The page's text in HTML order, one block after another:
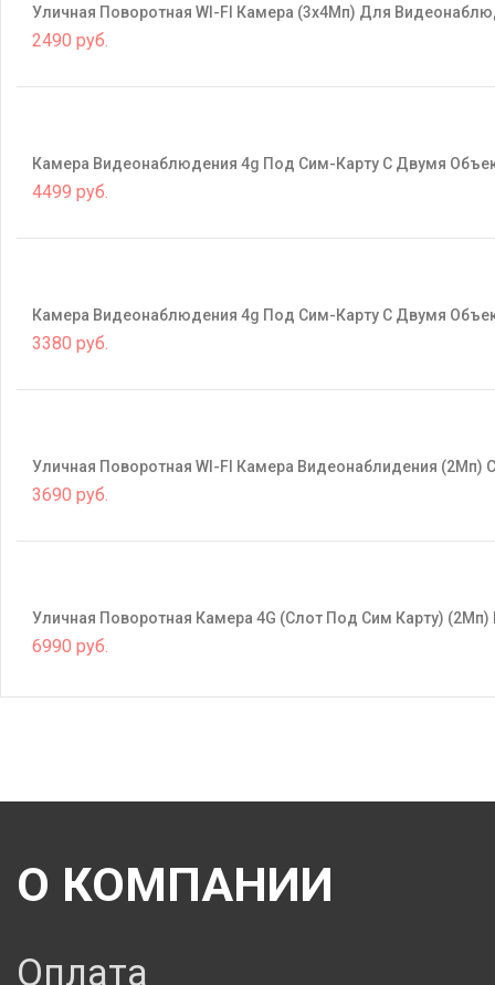
Уличная Поворотная WI-FI Камера (3х4Mп) Для
2490 руб.
Камера Видеонаблюдения 4g Под Сим-Карту С Двумя
4499 руб.
Камера Видеонаблюдения 4g Под Сим-Карту С Двумя
3380 руб.
Уличная Поворотная WI-FI Камера Видеонаблидения
3690 руб.
Уличная Поворотная Камера 4G (слот Под Сим Карту)
6990 руб.
О КОМПАНИИ
Оплата